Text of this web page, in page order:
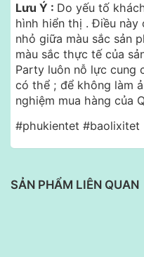
Lưu Ý : Do yếu tố
hình hiển thị . Điều này
nhỏ giữa màu sắc sản
màu sắc thực tế của
Party luôn nỗ lực cung
có thể ; để không làm
nghiệm mua hàng của
#phukientet #baolixitet
SẢN PHẨM LIÊN QUAN